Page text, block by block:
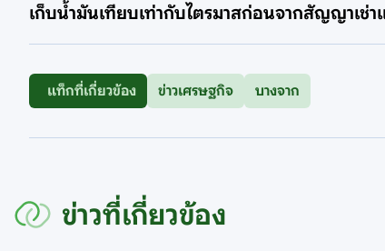
เก็บน้ำมันเทียบเท่ากับไตรมาสก่อนจากสัญญาเช่
แท็กที่เกี่ยวข้อง ข่าวเศรษฐกิจ บางจาก
ข่าวที่เกี่ยวข้อง